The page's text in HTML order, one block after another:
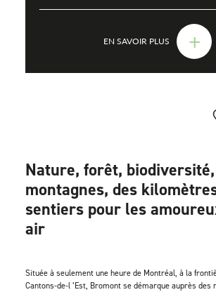
EN SAVOIR PLUS +
Nature, forêt,
montagnes, des
sentiers pour les
air
Située à seulement une heure de Montréal, à la
Cantons-de-l ’Est, Bromont se démarque auprès des